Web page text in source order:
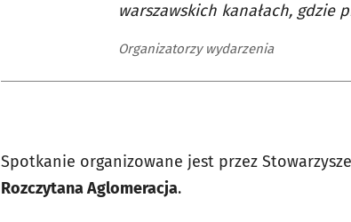
warszawskich kanałach, gdzie
Organizatorzy wydarzenia
Spotkanie organizowane jest przez
Rozczytana Aglomeracja.